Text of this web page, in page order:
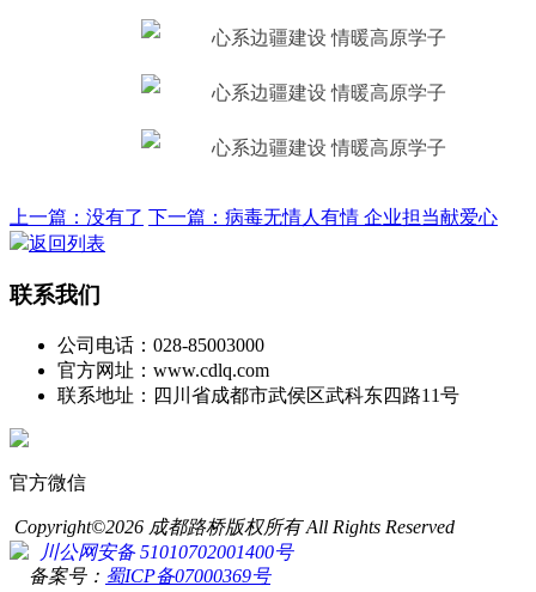
上一篇：没有了 下一篇：病毒无情人有情 企业担当献爱心
返回列表
联系我们
公司电话：028-85003000
官方网址：www.cdlq.com
联系地址：四川省成都市武侯区武科东四路11号
官方微信
Copyright©2026 成都路桥版权所有 All Rights Reserved
川公网安备 51010702001400号
备案号： 蜀ICP备07000369号